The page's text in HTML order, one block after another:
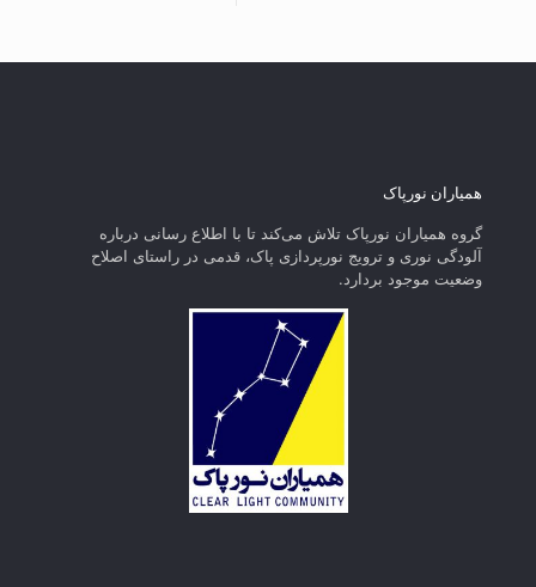
همیاران نورپاک
گروه همیاران نورپاک تلاش می‌کند تا با اطلاع رسانی درباره
آلودگی نوری و ترویج نورپردازی پاک، قدمی در راستای‌ اصلاح
وضعیت موجود بردارد.